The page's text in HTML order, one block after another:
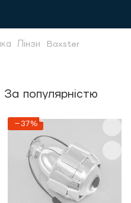
Лінзи Baxster
За популярністю
−37%